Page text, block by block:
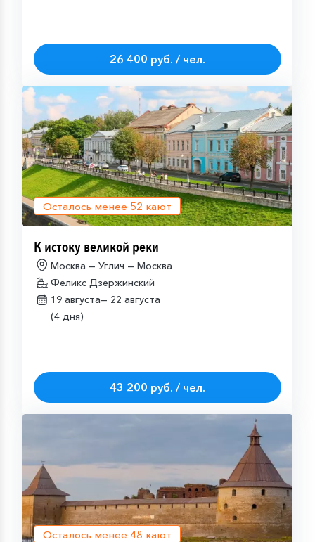
26 400 руб. / чел.
Осталось менее 52 кают
К истоку великой реки
Москва — Углич — Москва
Феликс Дзержинский
19 августа— 22 августа
(4 дня)
43 200 руб. / чел.
Осталось менее 48 кают